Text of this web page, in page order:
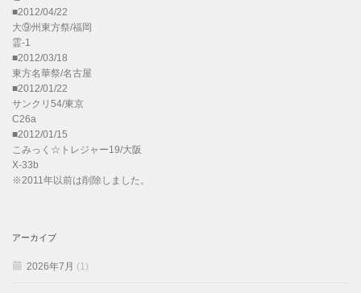
■2012/04/22
大⑨州東方祭/福岡
霊-1
■2012/03/18
東方名華祭/名古屋
■2012/01/22
サンクリ54/東京
C26a
■2012/01/15
こみっく☆トレジャー19/大阪
X-33b
※2011年以前は削除しました。
アーカイブ
2026年7月 (1)